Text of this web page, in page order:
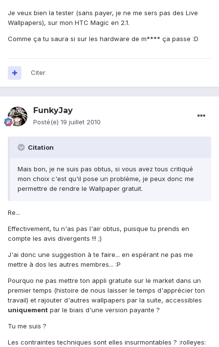
Je veux bien la tester (sans payer, je ne me sers pas des Live
Wallpapers), sur mon HTC Magic en 2.1.
Comme ça tu saura si sur les hardware de m**** ça passe :D
Citer
FunkyJay
Posté(e) 19 juillet 2010
Citation
Mais bon, je ne suis pas obtus, si vous avez tous critiqué
mon choix c'est qu'il pose un problème, je peux donc me
permettre de rendre le Wallpaper gratuit.
Re...
Effectivement, tu n'as pas l'air obtus, puisque tu prends en
compte les avis divergents !!! ;)
J'ai donc une suggestion à te faire... en espérant ne pas me
mettre à dos les autres membres... :P
Pourquo ne pas mettre ton appli gratuite sur le market dans un
premier temps (histoire de nous laisser le temps d'apprécier ton
travail) et rajouter d'autres wallpapers par la suite, accessibles
uniquement par le biais d'une version payante ?
Tu me suis ?
Les contraintes techniques sont elles insurmontables ? :rolleyes: